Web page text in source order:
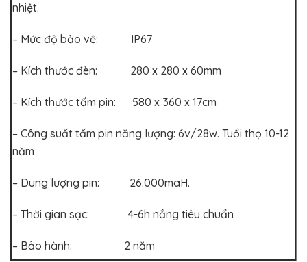
nhiệt.
– Mức độ bảo vệ: IP67
– Kích thước đèn: 280 x 280 x 60mm
– Kích thước tấm pin: 580 x 360 x 17cm
– Công suất tấm pin năng lượng: 6v/28w. Tuổi thọ 10-12
năm
– Dung lượng pin: 26.000maH.
– Thời gian sạc: 4-6h nắng tiêu chuẩn
– Bảo hành: 2 năm